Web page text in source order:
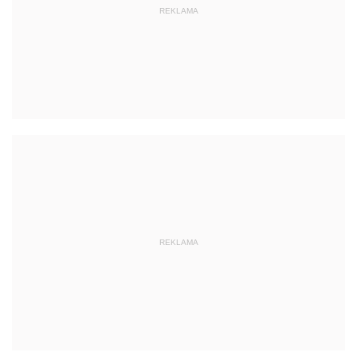
REKLAMA
REKLAMA